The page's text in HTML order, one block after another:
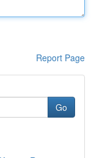
Report Page
Go